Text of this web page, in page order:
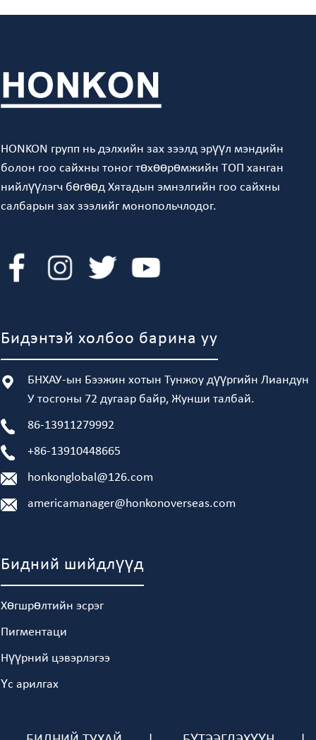
HONKON групп нь дэлхийн зах зээлд эрүүл мэндийн
болон гоо сайхны тоног төхөөрөмжийн ТОП ханган
нийлүүлэгч бөгөөд Хятадын эмнэлгийн гоо сайхны
салбарын зах зээлийг монопольчлодог.
Бидэнтэй холбоо барина уу
БНХАУ-ын Бээжин хотын Тунжоу дүүргийн Лиандун
У тосгоны 72 дугаар байр, Жунши талбай.
86-13911279992
+86-13910448665
honkonglobal@126.com
americamanager@honkonoverseas.com
Бидний шийдлүүд
Хөгшрөлтийн эсрэг
Пигментаци
Нүүрний цэвэрлэгээ
Үс арилгах